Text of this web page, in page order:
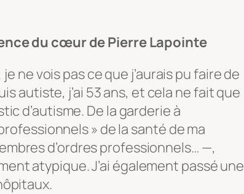
du cœur de Pierre Lapointe
ne vois pas ce que j’aurais pu faire de
autiste, j’ai 53 ans, et cela ne fait que
d’autisme. De la garderie à
» de la santé de ma
d’ordres professionnels… —,
atypique. J’ai également passé une